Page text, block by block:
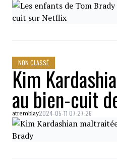
NON CLASSÉ
Kim
au bien-cuit
atremblay2024-05-11 07:27:26